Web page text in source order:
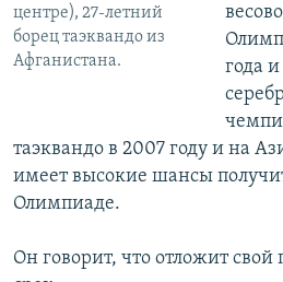
центре), 27-летний
борец таэквандо из
Афганистана.
года
таэквандо в 2007 году и на
имеет высокие шансы
Олимпиаде.
Он говорит, что отложит свой